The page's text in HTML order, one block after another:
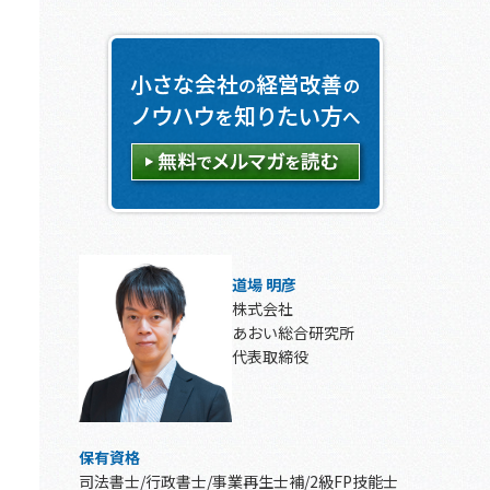
道場 明彦
株式会社
あおい総合研究所
代表取締役
保有資格
司法書士/行政書士/事業再生士補/2級FP技能士